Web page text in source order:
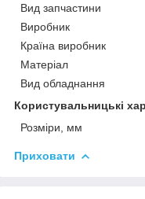
Вид запчастини
Виробник
Країна виробник
Матеріал
Вид обладнання
Користувальницькі
Розміри, мм
Приховати